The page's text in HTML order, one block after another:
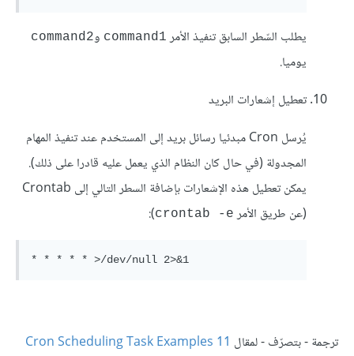
يطلب السّطر السابق تنفيذ الأمر command1 وcommand2
يوميا.
تعطيل إشعارات البريد
يُرسل Cron مبدئيا رسائل بريد إلى المستخدم عند تنفيذ المهام
المجدولة (في حال كان النظام الذي يعمل عليه قادرا على ذلك).
يمكن تعطيل هذه الإشعارات بإضافة السطر التالي إلى Crontab
(عن طريق الأمر crontab -e
):
* * * * * >/dev/null 2>&1
ترجمة - بتصرّف - لمقال
11 Cron Scheduling Task Examples